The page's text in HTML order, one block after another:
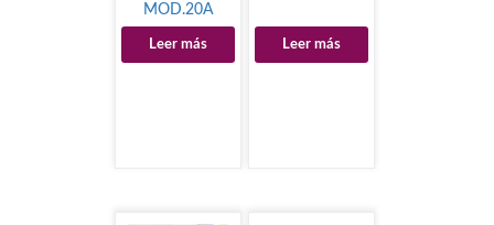
MOD.20A
Leer más Leer más